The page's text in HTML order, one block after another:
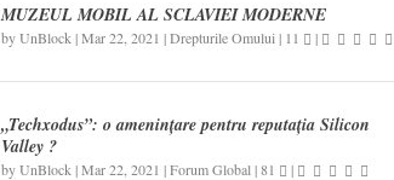
MUZEUL MOBIL AL SCLAVIEI MODERNE
byUnBlock |Mar 22, 2021 |Drepturile Omului | 11 |
„Techxodus”: o amenințare pentru reputația Silicon
Valley ?
byUnBlock |Mar 22, 2021 |Forum Global |81 |